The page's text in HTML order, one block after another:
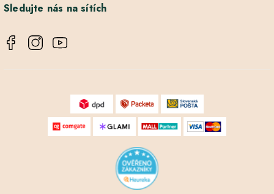
Sledujte nás na sítích